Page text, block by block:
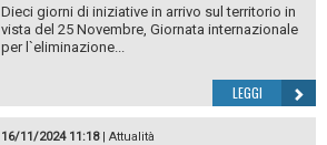
Dieci giorni di iniziative in arrivo sul territorio in
vista del 25 Novembre, Giornata internazionale
per l`eliminazione...
LEGGI
16/11/2024 11:18| Attualità